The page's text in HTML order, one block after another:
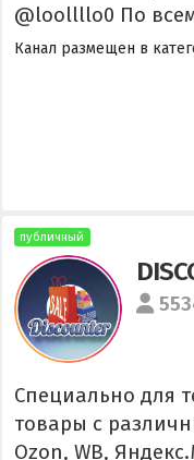
@loollllo0 По
Канал размещен в
публичный
Специально для
товары с
Ozon, WB,